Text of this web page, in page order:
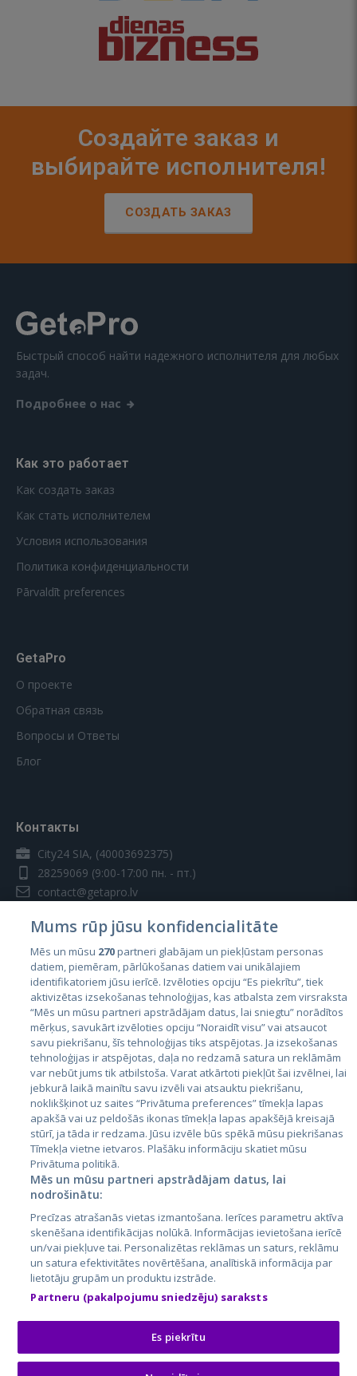
Создайте заказ и
выбирайте исполнителя!
СОЗДАТЬ ЗАКАЗ
Быстрый способ найти надежного исполнителя для любых
задач.
Подробнее о нас
Как это работает
Как создать заказ
Как стать исполнителем
Условия использования
Политика конфиденциальности
Pārvaldīt preferences
GetaPro
О проекте
Обратная связь
Вопросы и Ответы
Блог
Контакты
City24 SIA, (40003692375)
28259069 (9:00-17:00 пн. - пт.)
contact@getapro.lv
Страны
Эстония
Латвия
Литва
City24.lv
City24.ee
GetaPro.lv
GetaPro.ee
Skelbiu.lt
Autoplius.lt
Aruodas.lt
CVbankas.lt
Kainos.lt
Paslaugos.lt
auto24.ee
Osta.ee
KuldneBörs.ee
Mums rūp jūsu konfidencialitāte
Mēs un mūsu 270partneri glabājam un piekļūstam personas
datiem, piemēram, pārlūkošanas datiem vai unikālajiem
identifikatoriem jūsu ierīcē. Izvēloties opciju “Es piekrītu”, tiek
aktivizētas izsekošanas tehnoloģijas, kas atbalsta zem virsraksta
“Mēs un mūsu partneri apstrādājam datus, lai sniegtu” norādītos
mērķus, savukārt izvēloties opciju “Noraidīt visu” vai atsaucot
savu piekrišanu, šīs tehnoloģijas tiks atspējotas. Ja izsekošanas
tehnoloģijas ir atspējotas, daļa no redzamā satura un reklāmām
var nebūt jums tik atbilstoša. Varat atkārtoti piekļūt šai izvēlnei, lai
jebkurā laikā mainītu savu izvēli vai atsauktu piekrišanu,
noklikšķinot uz saites “Privātuma preferences” tīmekļa lapas
apakšā vai uz peldošās ikonas tīmekļa lapas apakšējā kreisajā
stūrī, ja tāda ir redzama. Jūsu izvēle būs spēkā mūsu piekrišanas
Tīmekļa vietne ietvaros. Plašāku informāciju skatiet mūsu
Privātuma politikā.
Mēs un mūsu partneri apstrādājam datus, lai
nodrošinātu:
Precīzas atrašanās vietas izmantošana. Ierīces parametru aktīva
skenēšana identifikācijas nolūkā. Informācijas ievietošana ierīcē
un/vai piekļuve tai. Personalizētas reklāmas un saturs, reklāmu
un satura efektivitātes novērtēšana, analītiskā informācija par
lietotāju grupām un produktu izstrāde.
Partneru (pakalpojumu sniedzēju) saraksts
Es piekrītu